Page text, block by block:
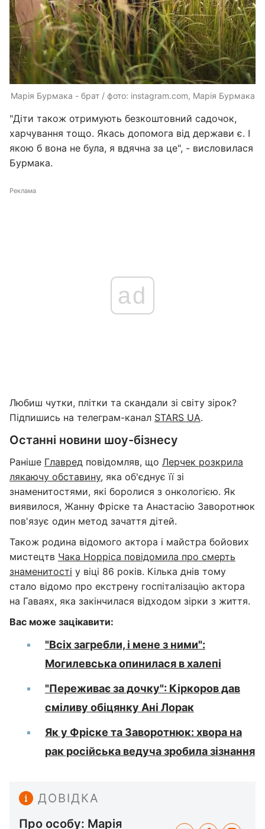
Марія Бурмака - брат / фото: instagram.com, Марія Бурмака
"Діти також отримують безкоштовний садочок,
харчування тощо. Якась допомога від держави є. І
якою б вона не була, я вдячна за це", - висловилася
Бурмака.
Реклама
ad
Любиш чутки, плітки та скандали зі світу зірок?
Підпишись на телеграм-канал STARS UA.
Останні новини шоу-бізнесу
Раніше Главред повідомляв, що Лерчек розкрила
лякаючу обставину, яка об'єднує її зі
знаменитостями, які боролися з онкологією. Як
виявилося, Жанну Фріске та Анастасію Заворотнюк
пов'язує один метод зачаття дітей.
Також родина відомого актора і майстра бойових
мистецтв Чака Норріса повідомила про смерть
знаменитості у віці 86 років. Кілька днів тому
стало відомо про екстрену госпіталізацію актора
на Гаваях, яка закінчилася відходом зірки з життя.
Вас може зацікавити:
"Всіх загребли, і мене з ними":
Могилевська опинилася в халепі
"Переживає за дочку": Кіркоров дав
сміливу обіцянку Ані Лорак
Як у Фріске та Заворотнюк: хвора на
рак російська ведуча зробила зізнання
ДОВІДКА
Про особу: Марія